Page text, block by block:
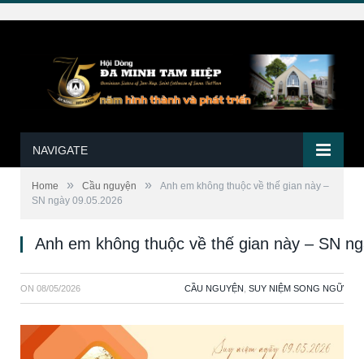
NAVIGATE
Home » Cầu nguyện »
Anh em không thuộc về thế gian này –
SN ngày 09.05.2026
Anh em không thuộc về thế gian này – SN
ON 08/05/2026 CẦU NGUYỆN SUY NIỆM SONG NGỮ